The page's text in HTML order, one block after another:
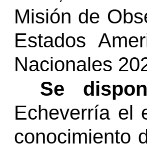
Misión de
Estados
Nacionales
Se
Echeverría el
conocimiento